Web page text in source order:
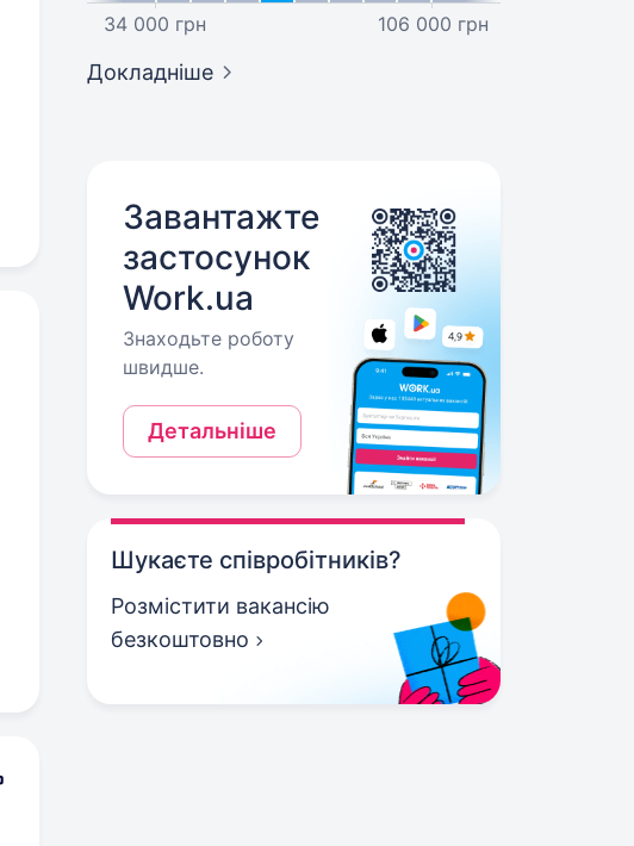
34 000 грн 106 000 грн
Докладніше
Завантажте
застосунок
Work.ua
Знаходьте роботу
швидше.
Детальніше
Шукаєте співробітників?
Розмістити вакансію
безкоштовно